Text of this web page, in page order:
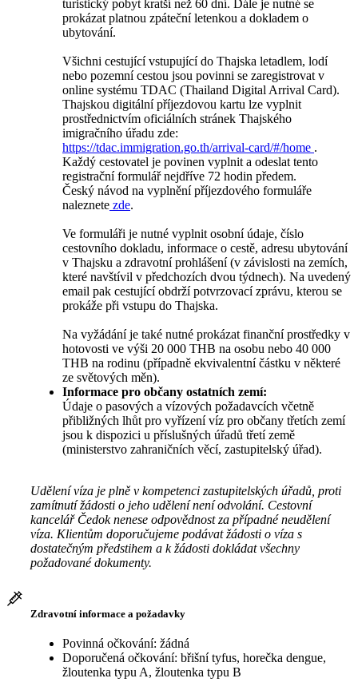
turistický pobyt kratší než 60 dní. Dále je nutné se
prokázat platnou zpáteční letenkou a dokladem o
ubytování.
Všichni cestující vstupující do Thajska letadlem, lodí
nebo pozemní cestou jsou povinni se zaregistrovat v
online systému TDAC (Thailand Digital Arrival Card).
Thajskou digitální příjezdovou kartu lze vyplnit
prostřednictvím oficiálních stránek Thajského
imigračního úřadu zde:
https://tdac.immigration.go.th/arrival-card/#/home .
Každý cestovatel je povinen vyplnit a odeslat tento
registrační formulář nejdříve 72 hodin předem.
Český návod na vyplnění příjezdového formuláře
naleznete zde.
Ve formuláři je nutné vyplnit osobní údaje, číslo
cestovního dokladu, informace o cestě, adresu ubytování
v Thajsku a zdravotní prohlášení (v závislosti na zemích,
které navštívil v předchozích dvou týdnech). Na uvedený
email pak cestující obdrží potvrzovací zprávu, kterou se
prokáže při vstupu do Thajska.
Na vyžádání je také nutné prokázat finanční prostředky v
hotovosti ve výši 20 000 THB na osobu nebo 40 000
THB na rodinu (případně ekvivalentní částku v některé
ze světových měn).
Informace pro občany ostatních zemí:
Údaje o pasových a vízových požadavcích včetně
přibližných lhůt pro vyřízení víz pro občany třetích zemí
jsou k dispozici u příslušných úřadů třetí země
(ministerstvo zahraničních věcí, zastupitelský úřad).
Udělení víza je plně v kompetenci zastupitelských úřadů, proti
zamítnutí žádosti o jeho udělení není odvolání. Cestovní
kancelář Čedok nenese odpovědnost za případné neudělení
víza. Klientům doporučujeme podávat žádosti o víza s
dostatečným předstihem a k žádosti dokládat všechny
požadované dokumenty.
Zdravotní informace a požadavky
Povinná očkování: žádná
Doporučená očkování: břišní tyfus, horečka dengue,
žloutenka typu A, žloutenka typu B